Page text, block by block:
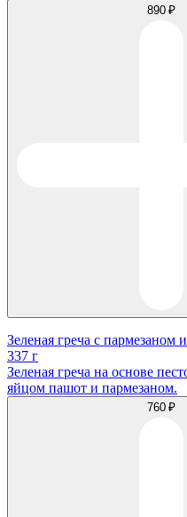
890 ₽
Зеленая греча с пармезаном
337 г
Зеленая греча на основе
яйцом пашот и пармезаном.
760 ₽